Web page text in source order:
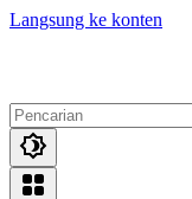
Langsung ke konten